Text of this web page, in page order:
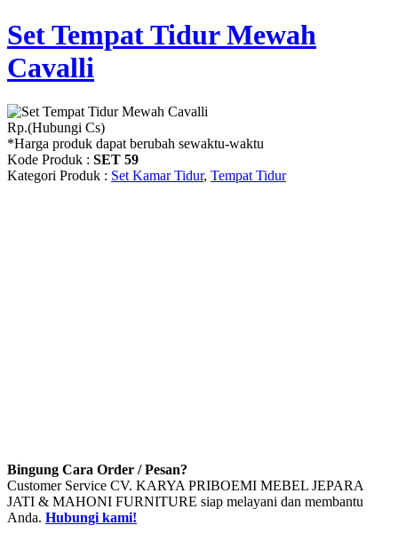
Set Tempat Tidur Mewah
Cavalli
Rp.(Hubungi Cs)
*Harga produk dapat berubah sewaktu-waktu
Kode Produk : SET 59
Kategori Produk : Set Kamar Tidur, Tempat Tidur
Bingung Cara Order / Pesan?
Customer Service CV. KARYA PRIBOEMI MEBEL JEPARA
JATI & MAHONI FURNITURE siap melayani dan membantu
Anda. Hubungi kami!